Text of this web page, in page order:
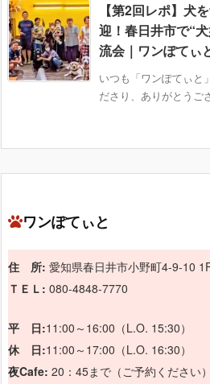
【第2回レポ】犬
迎！春日井市で“
流会｜ワンぽてぃ
いつも「ワンぽてぃと
ださり、ありがとうご
ワンぽてぃと
住 所: 愛知県春日井市小野町4-9-10
ＴＥＬ: 080-4848-7770
平 日:11:00～16:00（L.O. 15:30）
休 日:11:00～17:00（L.O. 16:30）
夜Cafe: 20：45まで（ご予約ください）